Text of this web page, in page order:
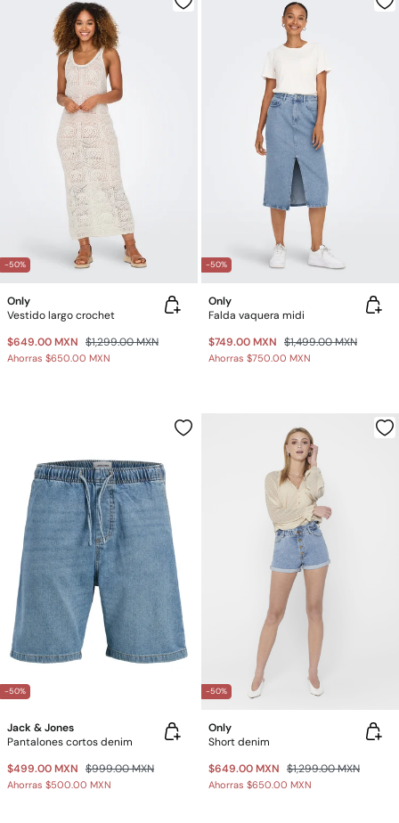
-50%
Only
Vestido largo crochet
$649.00 MXN $1,299.00 MXN
Ahorras $650.00 MXN
-50%
Only
Falda vaquera midi
$749.00 MXN $1,499.00 MXN
Ahorras $750.00 MXN
-50%
Jack & Jones
Pantalones cortos denim
$499.00 MXN $999.00 MXN
Ahorras $500.00 MXN
-50%
Only
Short denim
$649.00 MXN $1,299.00 MXN
Ahorras $650.00 MXN